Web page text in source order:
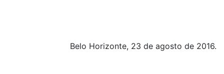
Belo Horizonte, 23 de agosto de 2016.